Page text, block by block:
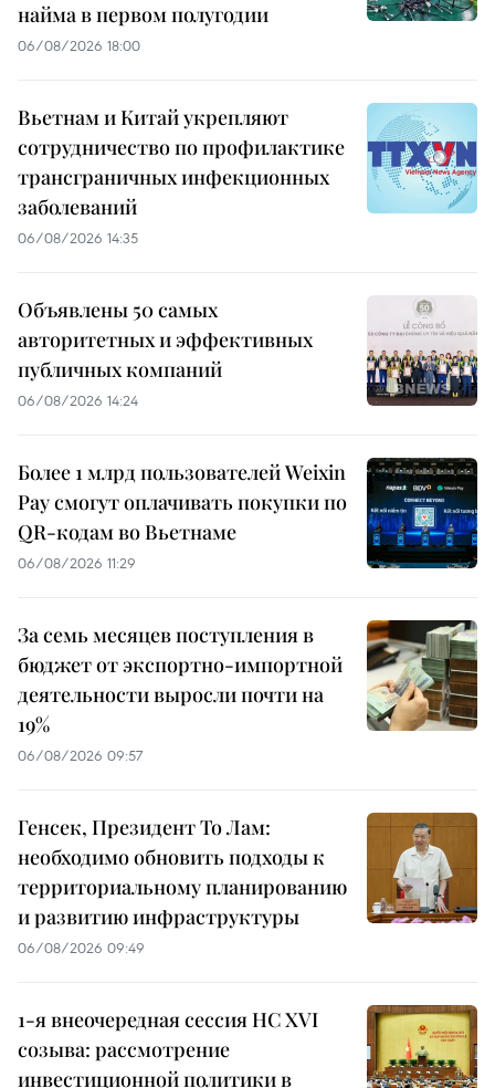
найма в первом полугодии
06/08/2026 18:00
Вьетнам и Китай укрепляют
сотрудничество по профилактике
трансграничных инфекционных
заболеваний
06/08/2026 14:35
Объявлены 50 самых
авторитетных и эффективных
публичных компаний
06/08/2026 14:24
Более 1 млрд пользователей Weixin
Pay смогут оплачивать покупки по
QR-кодам во Вьетнаме
06/08/2026 11:29
За семь месяцев поступления в
бюджет от экспортно-импортной
деятельности выросли почти на
19%
06/08/2026 09:57
Генсек, Президент То Лам:
необходимо обновить подходы к
территориальному планированию
и развитию инфраструктуры
06/08/2026 09:49
1-я внеочередная сессия НС XVI
созыва: рассмотрение
инвестиционной политики в